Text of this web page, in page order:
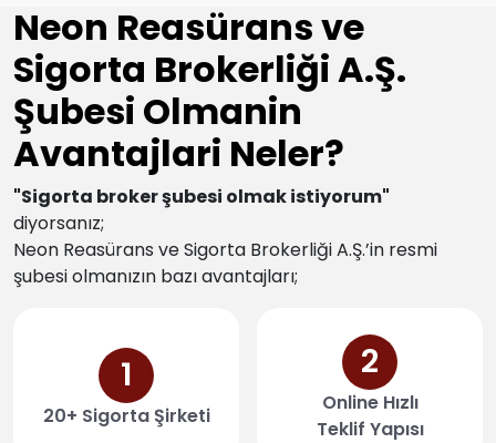
Neon Reasürans ve
Sigorta Brokerliği A.Ş.
Şubesi Olmanin
Avantajlari Neler?
"Sigorta broker şubesi olmak istiyorum"
diyorsanız;
Neon Reasürans ve Sigorta Brokerliği A.Ş.’in resmi
şubesi olmanızın bazı avantajları;
1
20+ Sigorta Şirketi
2
Online Hızlı
Teklif Yapısı